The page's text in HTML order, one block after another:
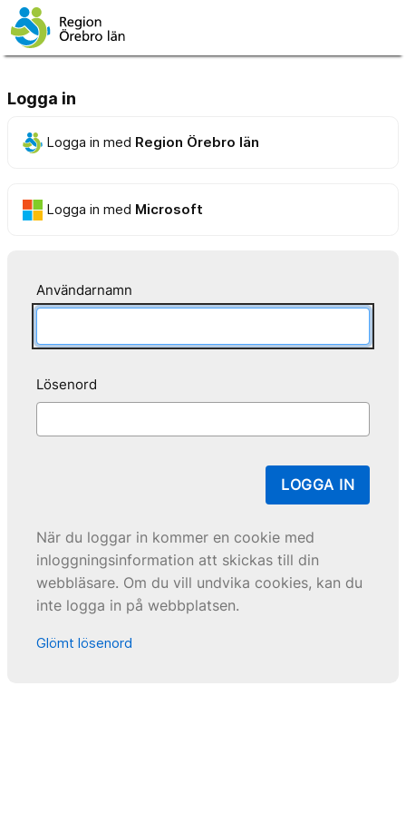
Logga in
Logga in med Region Örebro län
Logga in med Microsoft
Användarnamn
Lösenord
LOGGA IN
När du loggar in kommer en cookie med
inloggningsinformation att skickas till din
webbläsare. Om du vill undvika cookies, kan du
inte logga in på webbplatsen.
Glömt lösenord